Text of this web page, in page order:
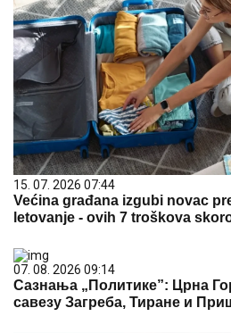
15. 07. 2026 07:44
Većina građana izgubi novac
letovanje - ovih 7 troškova
07. 08. 2026 09:14
Сазнања „Политике”: Црна
савезу Загреба, Тиране и